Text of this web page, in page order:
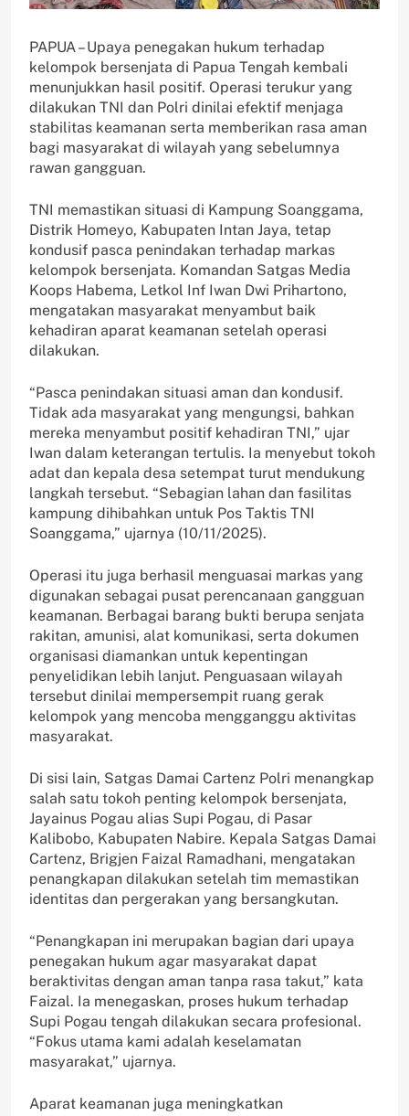
PAPUA – Upaya penegakan hukum terhadap
kelompok bersenjata di Papua Tengah kembali
menunjukkan hasil positif. Operasi terukur yang
dilakukan TNI dan Polri dinilai efektif menjaga
stabilitas keamanan serta memberikan rasa aman
bagi masyarakat di wilayah yang sebelumnya
rawan gangguan.
TNI memastikan situasi di Kampung Soanggama,
Distrik Homeyo, Kabupaten Intan Jaya, tetap
kondusif pasca penindakan terhadap markas
kelompok bersenjata. Komandan Satgas Media
Koops Habema, Letkol Inf Iwan Dwi Prihartono,
mengatakan masyarakat menyambut baik
kehadiran aparat keamanan setelah operasi
dilakukan.
“Pasca penindakan situasi aman dan kondusif.
Tidak ada masyarakat yang mengungsi, bahkan
mereka menyambut positif kehadiran TNI,” ujar
Iwan dalam keterangan tertulis. Ia menyebut tokoh
adat dan kepala desa setempat turut mendukung
langkah tersebut. “Sebagian lahan dan fasilitas
kampung dihibahkan untuk Pos Taktis TNI
Soanggama,” ujarnya (10/11/2025).
Operasi itu juga berhasil menguasai markas yang
digunakan sebagai pusat perencanaan gangguan
keamanan. Berbagai barang bukti berupa senjata
rakitan, amunisi, alat komunikasi, serta dokumen
organisasi diamankan untuk kepentingan
penyelidikan lebih lanjut. Penguasaan wilayah
tersebut dinilai mempersempit ruang gerak
kelompok yang mencoba mengganggu aktivitas
masyarakat.
Di sisi lain, Satgas Damai Cartenz Polri menangkap
salah satu tokoh penting kelompok bersenjata,
Jayainus Pogau alias Supi Pogau, di Pasar
Kalibobo, Kabupaten Nabire. Kepala Satgas Damai
Cartenz, Brigjen Faizal Ramadhani, mengatakan
penangkapan dilakukan setelah tim memastikan
identitas dan pergerakan yang bersangkutan.
“Penangkapan ini merupakan bagian dari upaya
penegakan hukum agar masyarakat dapat
beraktivitas dengan aman tanpa rasa takut,” kata
Faizal. Ia menegaskan, proses hukum terhadap
Supi Pogau tengah dilakukan secara profesional.
“Fokus utama kami adalah keselamatan
masyarakat,” ujarnya.
Aparat keamanan juga meningkatkan